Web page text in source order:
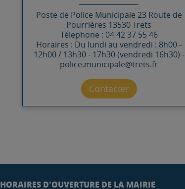
Poste de Police Municipale 23 Route de
Pourrières 13530Trets
Télephone : 04 42 37 55 46
Horaires : Du lundi au vendredi : 8h00 -
12h00 / 13h30 - 17h30 (vendredi 16h30) -
police.municipale@trets.fr
Contacter par mail
Contacter
HORAIRES D'OUVERTURE DE LA MAIRIE